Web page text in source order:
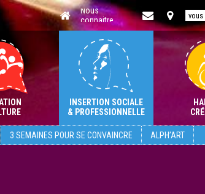
Aller
au
contenu
INSERTION SOCIALE
& PROFESSIONNELLE
3 SEMAINES POUR SE CONVAINCRE ALPH’ART